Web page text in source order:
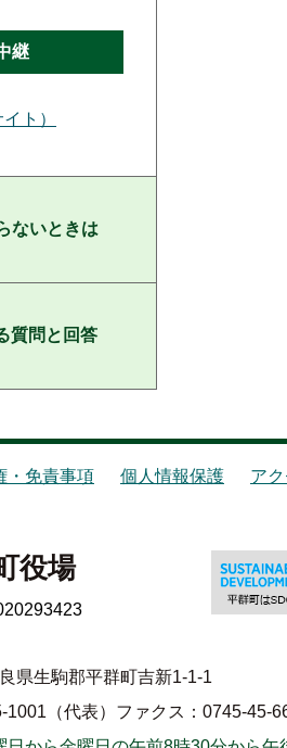
継
ト）
ないときは
質問と回答
・免責事項 個人情報保護 ア
役場
県生駒郡平群町吉新1-1-1
（代表） ファクス：0745-45-